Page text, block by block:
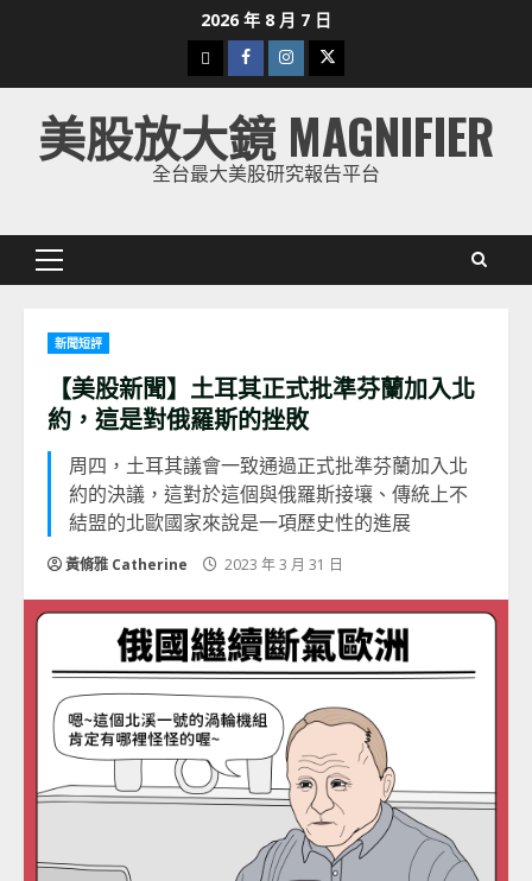
2026 年 8 月 7 日
下
載
美
股
Facebook
Instagram
Twitter
美股放大鏡 MAGNIFIER
全台最大美股研究報告平台
Primary
新聞短評
【美股新聞】土耳其正式批準芬蘭加入北
約，這是對俄羅斯的挫敗
周四，土耳其議會一致通過正式批準芬蘭加入北
約的決議，這對於這個與俄羅斯接壤、傳統上不
結盟的北歐國家來說是一項歷史性的進展
黃脩雅 Catherine 2023 年 3 月 31 日